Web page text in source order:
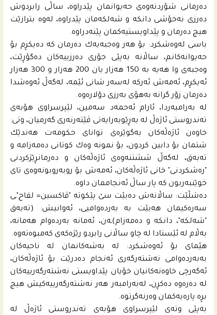
ده‌رمانى شۆردنه‌وه‌ى حه‌یوانمان پێدراوه‌، ساڵى رابردوش
ده‌رزى نه‌خۆشى دانكه‌ و شه‌لكه‌مان پێدراوه‌، له‌وه‌ بترازێت
هیچ ده‌رمان و پێداویستیه‌كمان پێنه‌دراوه‌.
باسى له‌وه‌شكرد: بۆ هه‌ر وه‌جبه‌یه‌ك ده‌رمان كه‌ ده‌یكڕم بۆ
حه‌یوانه‌كانم، ساڵانه‌ به‌پێى جۆرى ده‌رزییه‌كان ده‌گۆڕێت،
وه‌جبه‌ى وا هه‌یه‌ به‌ 150 هه‌زار یان 200 هه‌زار و 300 هه‌زار
ئه‌یكڕم، ئه‌مه‌ش ئه‌ركه‌ له‌سه‌ر شانى ئێمه‌، له‌گه‌ڵ ئه‌وه‌شدا
ده‌رمان زۆر گرانه‌ به‌هۆى به‌رزى دۆلاره‌وه‌.
له‌ به‌رامبه‌ردا، ئارام ئه‌حمه‌د سه‌مین، لێپرسراوى هۆبه‌ى
ته‌ندروستى ئاژه‌ڵ له‌ به‌ڕێوبه‌رایه‌تى ڤێته‌رنه‌رى گه‌رمیان، وتى:
خاوه‌ن ئاژه‌ڵه‌كان به‌گوێره‌ى تواناى حكومه‌ت هه‌ندێك
شتمان بۆ دابین كردون، بۆ نمونه‌ وه‌ك كوتانى ده‌مه‌زامه‌ و
ته‌به‌ق، له‌گه‌ڵ ششتنه‌وه‌ى ئاژه‌ڵه‌كان و ده‌رمانڕێژكردنى
"ره‌شكردنى" خانى ئاژه‌ڵه‌كان، ئه‌مه‌ش بۆ روبه‌روبونه‌وه‌ى تاى
خوێنبه‌ربون كه‌ پار ساڵ ئه‌نجاممان داوه‌.
ده‌شڵێت: ساڵانه‌ش ده‌بێت سێ پێکوتە "ڤاكسین= لقاح"ـى
سه‌رەكیمان هه‌بێت به‌ به‌رده‌وامیى، ئه‌وانیش: (ته‌به‌ق
"شه‌لكه‌"، دانكه‌ و ده‌مه‌زام)ـه‌ن، ئه‌مانه‌ به‌رده‌وام هه‌مانه،‌
به‌ڵام له‌ ئێستادا له‌ چاو ساڵانى رابردو رێژه‌كه‌ى كه‌مبوه‌ته‌وه‌.
هێماى بۆ ئه‌وه‌شكرد: له‌ به‌شه‌كانمان له‌ ناحیه‌كان
به‌به‌رده‌وامى نه‌شته‌رگه‌رى ئه‌نجام ده‌درێت بۆ ئاژه‌ڵه‌كان،
ئه‌گه‌رچى خاوه‌نه‌كانیان خۆیان پێداویستی نه‌شته‌رگه‌رییه‌كان
له‌ ده‌ره‌وه ده‌كڕن‌، له‌به‌رامبه‌ر هه‌ر نه‌شته‌رگه‌رییه‌كیش هیچ
بڕه‌ پاره‌یه‌كمان وه‌رنه‌گرتوه‌.
به‌پێى وته‌ى لێپرسراوى هۆبه‌ى ته‌ندروستى ئاژه‌ڵ له‌